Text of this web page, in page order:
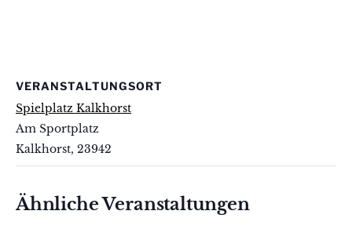
VERANSTALTUNGSORT
Spielplatz Kalkhorst
Am Sportplatz
Kalkhorst, 23942
Ähnliche Veranstaltungen